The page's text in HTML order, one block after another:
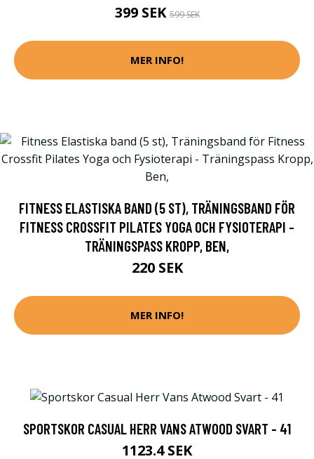
399 SEK599 SEK
MER INFO!
FITNESS ELASTISKA BAND (5 ST), TRÄNINGSBAND FÖR
FITNESS CROSSFIT PILATES YOGA OCH FYSIOTERAPI -
TRÄNINGSPASS KROPP, BEN,
220 SEK
MER INFO!
SPORTSKOR CASUAL HERR VANS ATWOOD SVART - 41
1123.4 SEK